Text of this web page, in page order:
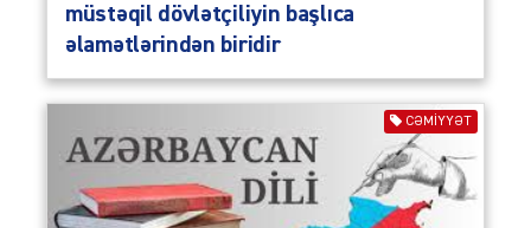
müstəqil dövlətçiliyin başlıca
əlamətlərindən biridir
CƏMIYYƏT